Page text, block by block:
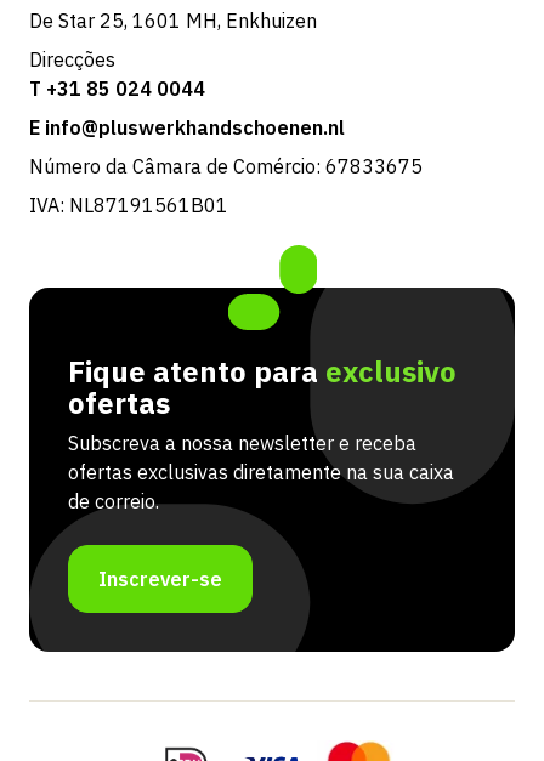
De Star 25, 1601 MH, Enkhuizen
Direcções
T +31 85 024 0044
E info@pluswerkhandschoenen.nl
Número da Câmara de Comércio: 67833675
IVA: NL87191561B01
Fique atento para exclusivo
ofertas
Subscreva a nossa newsletter e receba
ofertas exclusivas diretamente na sua caixa
de correio.
Inscrever-se